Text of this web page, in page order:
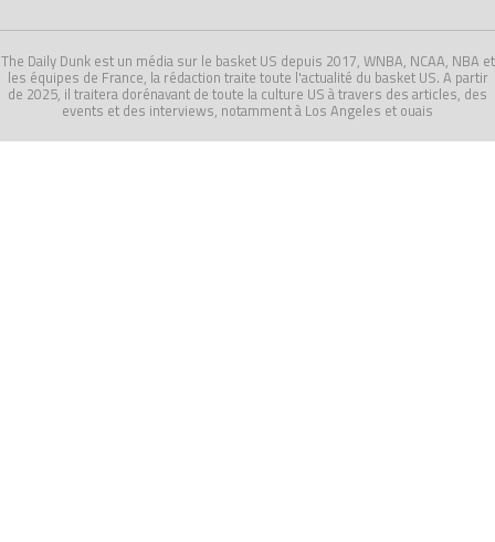
The Daily Dunk est un média sur le basket US depuis 2017, WNBA, NCAA, NBA et
les équipes de France, la rédaction traite toute l'actualité du basket US. A partir
de 2025, il traitera dorénavant de toute la culture US à travers des articles, des
events et des interviews, notamment à Los Angeles et ouais